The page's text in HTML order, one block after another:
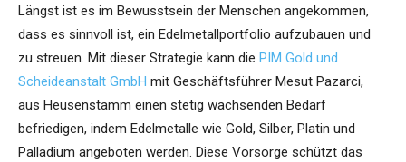
Längst ist es im Bewusstsein der Menschen angekommen,
dass es sinnvoll ist, ein Edelmetallportfolio aufzubauen und
zu streuen. Mit dieser Strategie kann die PIM Gold und
Scheideanstalt GmbH mit Geschäftsführer Mesut Pazarci,
aus Heusenstamm einen stetig wachsenden Bedarf
befriedigen, indem Edelmetalle wie Gold, Silber, Platin und
Palladium angeboten werden. Diese Vorsorge schützt das